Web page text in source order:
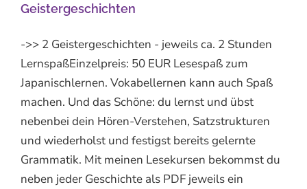
Geistergeschichten
->> 2 Geistergeschichten - jeweils ca. 2 Stunden
LernspaßEinzelpreis: 50 EUR Lesespaß zum
Japanischlernen. Vokabellernen kann auch Spaß
machen. Und das Schöne: du lernst und übst
nebenbei dein Hören-Verstehen, Satzstrukturen
und wiederholst und festigst bereits gelernte
Grammatik. Mit meinen Lesekursen bekommst du
neben jeder Geschichte als PDF jeweils ein